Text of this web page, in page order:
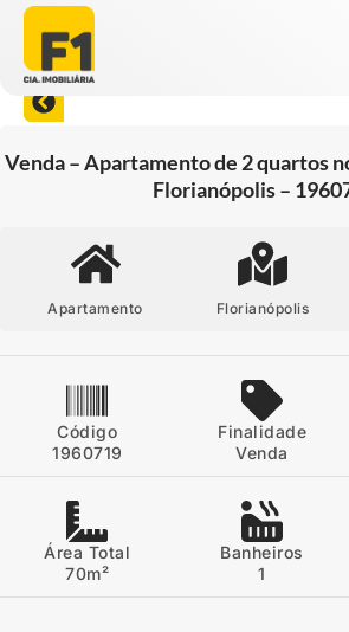
Venda – Apartamento de 2 quartos
Florianópolis –
Apartamento Florianópolis
Código
1960719
Finalidade
Venda
Área Total
70m²
Banheiros
1